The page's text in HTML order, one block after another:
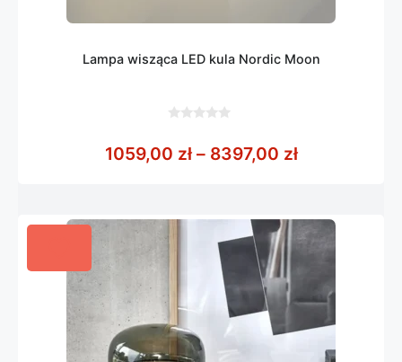
Lampa wisząca LED kula Nordic Moon
5
1059,00 zł – 8397,00 złZakres cen: